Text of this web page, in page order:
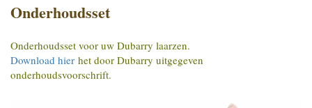
Onderhoudsset
Onderhoudsset voor uw Dubarry laarzen.
Download hier het door Dubarry uitgegeven
onderhoudsvoorschrift.